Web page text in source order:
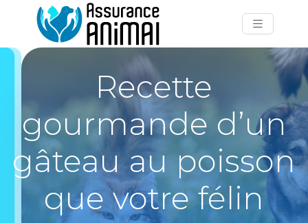
Recette
gourmande d’un
gâteau au poisson
que votre félin